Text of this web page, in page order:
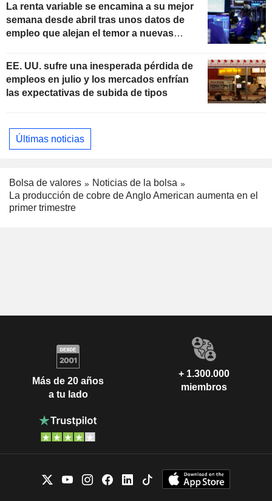
La renta variable se encamina a su mejor
semana desde abril tras unos datos de
empleo que alejan el temor a nuevas
EE. UU. sufre una inesperada pérdida de
empleos en julio y los mercados enfrían
las expectativas de subida de tipos
Últimas noticias
Bolsa de valores
Noticias de la bolsa
La producción de cobre de Anglo American aumenta en el
primer trimestre
Más de 20 años
a tu lado
+ 1.300.000
miembros